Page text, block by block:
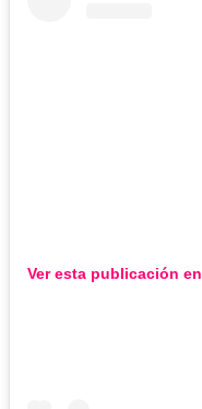
Ver esta publicación en